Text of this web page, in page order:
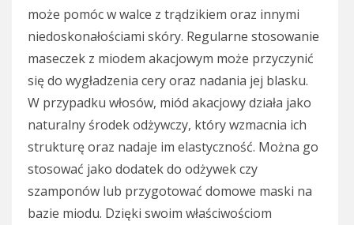
może pomóc w walce z trądzikiem oraz innymi
niedoskonałościami skóry. Regularne stosowanie
maseczek z miodem akacjowym może przyczynić
się do wygładzenia cery oraz nadania jej blasku.
W przypadku włosów, miód akacjowy działa jako
naturalny środek odżywczy, który wzmacnia ich
strukturę oraz nadaje im elastyczność. Można go
stosować jako dodatek do odżywek czy
szamponów lub przygotować domowe maski na
bazie miodu. Dzięki swoim właściwościom